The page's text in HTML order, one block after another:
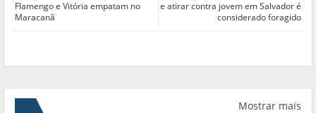
e atirar contra jovem em Salvador é
considerado foragido
Flamengo e Vitória empatam no
Maracanã
Mostrar mais